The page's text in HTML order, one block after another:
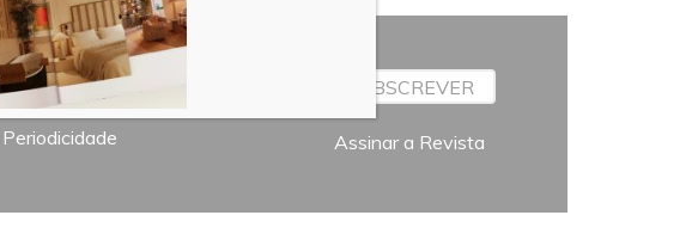
Bimestral
Periodicidade
SUBSCREVER
Assinar a Revista